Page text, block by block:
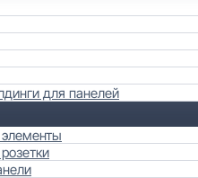
для панелей